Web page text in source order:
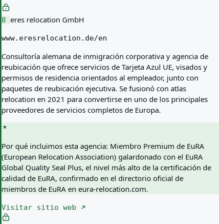
8 eres relocation GmbH
www.eresrelocation.de/en
Consultoría alemana de inmigración corporativa y agencia de
reubicación que ofrece servicios de Tarjeta Azul UE, visados y
permisos de residencia orientados al empleador, junto con
paquetes de reubicación ejecutiva. Se fusionó con atlas
relocation en 2021 para convertirse en uno de los principales
proveedores de servicios completos de Europa.
Por qué incluimos esta agencia: Miembro Premium de EuRA
(European Relocation Association) galardonado con el EuRA
Global Quality Seal Plus, el nivel más alto de la certificación de
calidad de EuRA, confirmado en el directorio oficial de
miembros de EuRA en eura-relocation.com.
Visitar sitio web